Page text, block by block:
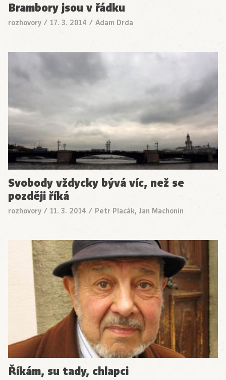
Brambory jsou v řádku
rozhovory / 17. 3. 2014 / Adam Drda
Svobody vždycky bývá víc, než se
později říká
rozhovory / 11. 3. 2014 / Petr Placák, Jan Machonin
Říkám, su tady, chlapci